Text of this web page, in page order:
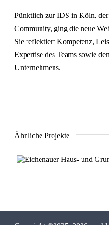
Pünkt­lich zur IDS in Köln, der
Com­mu­ni­ty, ging die neue
Sie reflek­tiert Kom­pe­tenz,
Exper­ti­se des Teams sowie
Unternehmens.
Ähnliche Projekte